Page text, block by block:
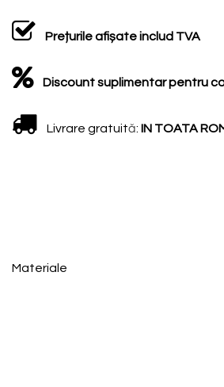
Prețurile afișate includ TVA
Discount suplimentar pentru
Livrare gratuită: IN TOATA
Materiale